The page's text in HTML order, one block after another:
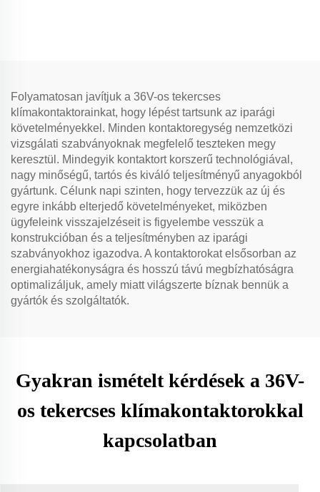
Folyamatosan javítjuk a 36V-os tekercses
klímakontaktorainkat, hogy lépést tartsunk az iparági
követelményekkel. Minden kontaktoregység nemzetközi
vizsgálati szabványoknak megfelelő teszteken megy
keresztül. Mindegyik kontaktort korszerű technológiával,
nagy minőségű, tartós és kiváló teljesítményű anyagokból
gyártunk. Célunk napi szinten, hogy tervezzük az új és
egyre inkább elterjedő követelményeket, miközben
ügyfeleink visszajelzéseit is figyelembe vesszük a
konstrukcióban és a teljesítményben az iparági
szabványokhoz igazodva. A kontaktorokat elsősorban az
energiahatékonyságra és hosszú távú megbízhatóságra
optimalizáljuk, amely miatt világszerte bíznak bennük a
gyártók és szolgáltatók.
Gyakran ismételt kérdések a 36V-
os tekercses klímakontaktorokkal
kapcsolatban